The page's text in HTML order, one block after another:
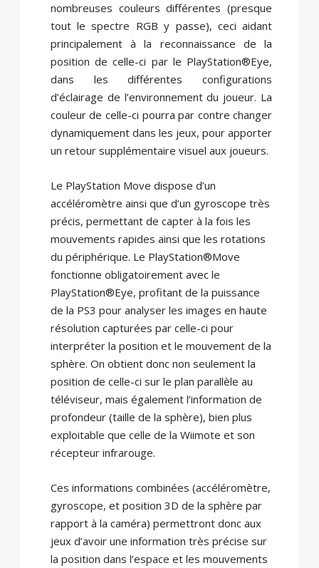
nombreuses couleurs différentes (presque
tout le spectre RGB y passe), ceci aidant
principalement à la reconnaissance de la
position de celle-ci par le PlayStation®Eye,
dans les différentes configurations
d’éclairage de l’environnement du joueur. La
couleur de celle-ci pourra par contre changer
dynamiquement dans les jeux, pour apporter
un retour supplémentaire visuel aux joueurs.
Le PlayStation Move dispose d’un
accéléromètre ainsi que d’un gyroscope très
précis, permettant de capter à la fois les
mouvements rapides ainsi que les rotations
du périphérique. Le PlayStation®Move
fonctionne obligatoirement avec le
PlayStation®Eye, profitant de la puissance
de la PS3 pour analyser les images en haute
résolution capturées par celle-ci pour
interpréter la position et le mouvement de la
sphère. On obtient donc non seulement la
position de celle-ci sur le plan parallèle au
téléviseur, mais également l’information de
profondeur (taille de la sphère), bien plus
exploitable que celle de la Wiimote et son
récepteur infrarouge.
Ces informations combinées (accéléromètre,
gyroscope, et position 3D de la sphère par
rapport à la caméra) permettront donc aux
jeux d’avoir une information très précise sur
la position dans l’espace et les mouvements